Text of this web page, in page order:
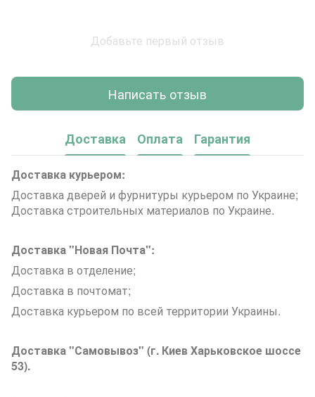
Добавьте первый отзыв
Написать отзыв
Доставка Оплата Гарантия
Доставка курьером:
Доставка дверей и фурнитуры курьером по Украине;
Доставка строительных материалов по Украине.
Доставка "Новая Почта":
Доставка в отделение;
Доставка в почтомат;
Доставка курьером по всей территории Украины.
Доставка "Самовывоз" (г. Киев Харьковское шоссе
53).